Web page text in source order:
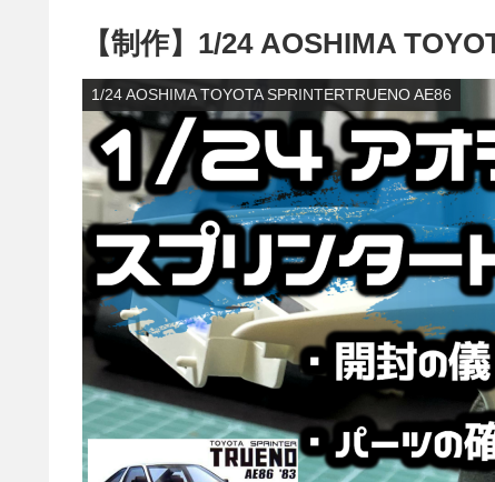
【制作】1/24 AOSHIMA
1/24 AOSHIMA TOYOTA SPRINTERTRUENO AE86